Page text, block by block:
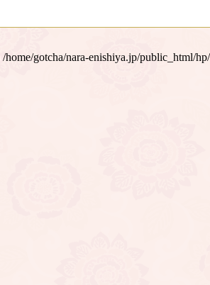
/home/gotcha/nara-enishiya.jp/public_html/